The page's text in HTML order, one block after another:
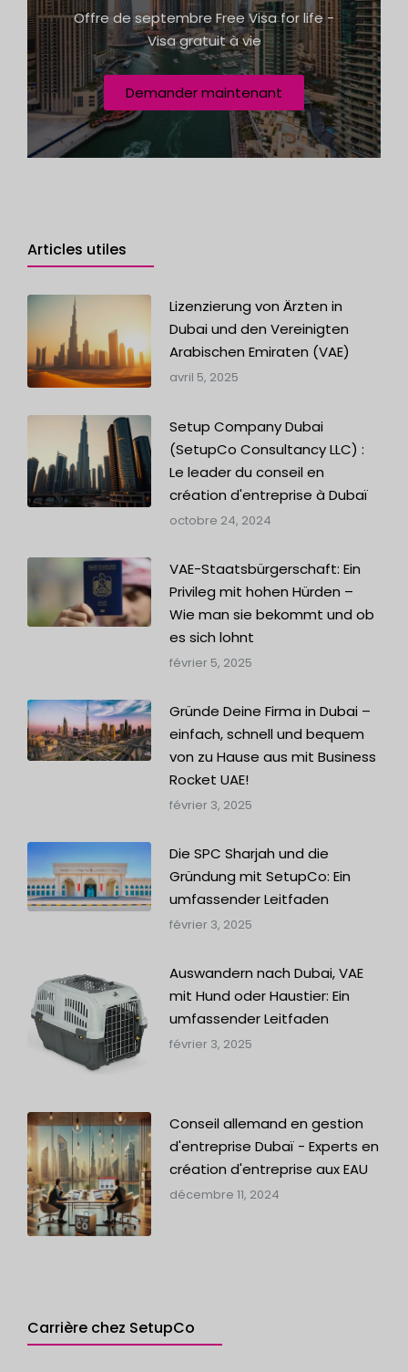
+
1
Offre de septembre Free Visa for life -
Visa gratuit à vie
Demander maintenant
Articles utiles
Lizenzierung von Ärzten in
Dubai und den Vereinigten
Arabischen Emiraten (VAE)
avril 5, 2025
Setup Company Dubai
(SetupCo Consultancy LLC) :
Le leader du conseil en
création d'entreprise à Dubaï
octobre 24, 2024
VAE-Staatsbürgerschaft: Ein
Privileg mit hohen Hürden –
Wie man sie bekommt und ob
es sich lohnt
février 5, 2025
Gründe Deine Firma in Dubai –
einfach, schnell und bequem
von zu Hause aus mit Business
Rocket UAE!
février 3, 2025
Die SPC Sharjah und die
Gründung mit SetupCo: Ein
umfassender Leitfaden
février 3, 2025
Auswandern nach Dubai, VAE
mit Hund oder Haustier: Ein
umfassender Leitfaden
février 3, 2025
Conseil allemand en gestion
d'entreprise Dubaï - Experts en
création d'entreprise aux EAU
décembre 11, 2024
Carrière chez SetupCo